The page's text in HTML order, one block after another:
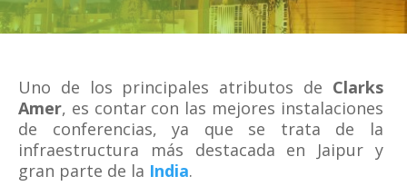
Uno de los principales atributos de Clarks
Amer, es contar con las mejores instalaciones
de conferencias, ya que se trata de la
infraestructura más destacada en Jaipur y
gran parte de la India.